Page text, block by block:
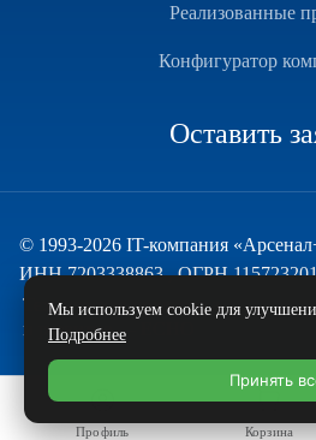
Реализованные
Конфигуратор
Оставить
© 1993-2026 IT-компания
ИНН 7203338863 , ОГРН
Техническая поддержка
и развитие — ECHO
Профиль Корзина
Мы используем cookie для
Подробнее
Принять